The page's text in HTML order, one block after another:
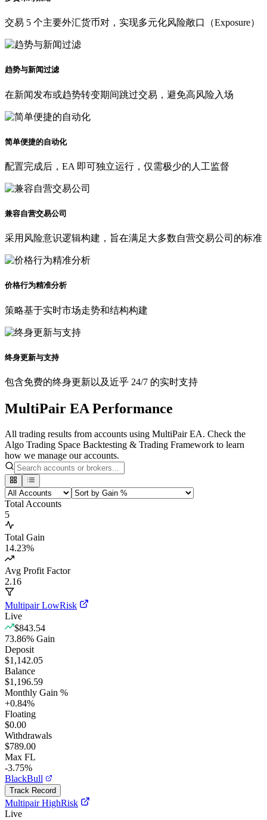
交易 5 个主要外汇货币对，实现多元化风险敞口（Exposure）
趋势与新闻过滤
在新闻发布或趋势转变期间跳过交易，避免高风险入场
简单便捷的自动化
配置完成后，EA 即可独立运行，仅需极少的人工监督
兼容自营交易公司
采用风险意识逻辑构建，旨在满足大多数自营交易公司的标准
价格行为精准分析
策略基于实时市场走势和结构构建
终身更新与支持
包含免费的终身更新以及近乎 24/7 的实时支持
MultiPair EA Performance
All trading results from accounts using MultiPair EA. Check the
Algo Trading Space Backtesting & Trading Framework to learn
how we manage our accounts.
Total Accounts
5
Total Gain
14.23%
Avg Profit Factor
2.16
Multipair LowRisk
Live
$843.54
73.86% Gain
Deposit
$1,142.05
Balance
$1,196.59
Monthly Gain %
+0.84%
Floating
$0.00
Withdrawals
$789.00
Max FL
-3.75%
BlackBull
Track Record
Multipair HighRisk
Live